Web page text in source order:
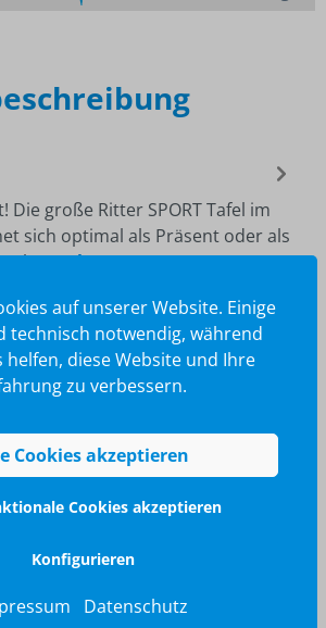
Die große Ritter SPORT Tafel im
sich optimal als Präsent oder als
Ih…Mehr
für Sie
70
auf unserer Website. Einige
technisch notwendig, während
helfen, diese Website und Ihre
zu verbessern.
Cookies akzeptieren
Cookies akzeptieren
Konfigurieren
Datenschutz